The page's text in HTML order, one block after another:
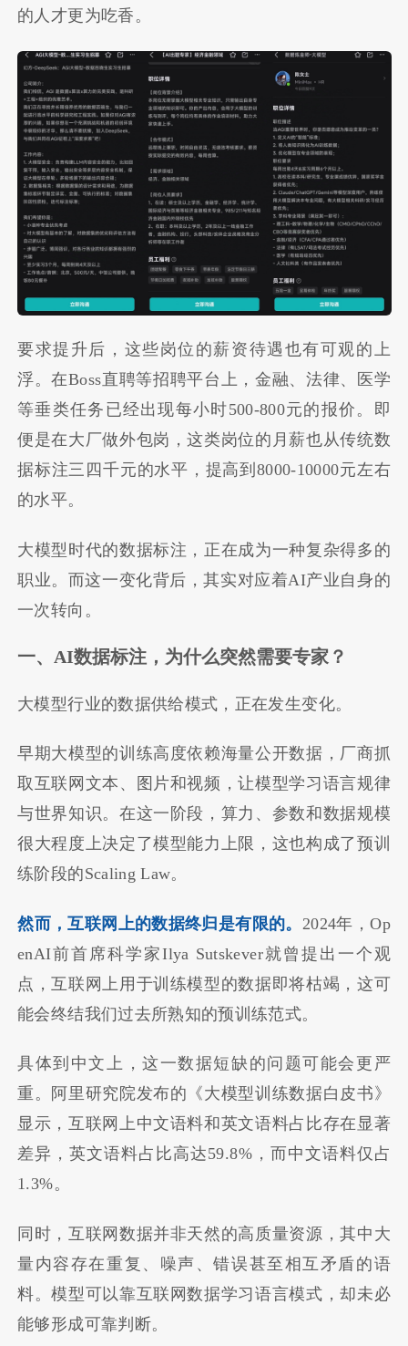
的人才更为吃香。
要求提升后，这些岗位的薪资待遇也有可观的上
浮。在Boss直聘等招聘平台上，金融、法律、医学
等垂类任务已经出现每小时500-800元的报价。即
便是在大厂做外包岗，这类岗位的月薪也从传统数
据标注三四千元的水平，提高到8000-10000元左右
的水平。
大模型时代的数据标注，正在成为一种复杂得多的
职业。而这一变化背后，其实对应着AI产业自身的
一次转向。
一、AI数据标注，为什么突然需要专家？
大模型行业的数据供给模式，正在发生变化。
早期大模型的训练高度依赖海量公开数据，厂商抓
取互联网文本、图片和视频，让模型学习语言规律
与世界知识。在这一阶段，算力、参数和数据规模
很大程度上决定了模型能力上限，这也构成了预训
练阶段的Scaling Law。
然而，互联网上的数据终归是有限的。 2024年，Op
enAI前首席科学家Ilya Sutskever就曾提出一个观
点，互联网上用于训练模型的数据即将枯竭，这可
能会终结我们过去所熟知的预训练范式。
具体到中文上，这一数据短缺的问题可能会更严
重。阿里研究院发布的《大模型训练数据白皮书》
显示，互联网上中文语料和英文语料占比存在显著
差异，英文语料占比高达59.8%，而中文语料仅占
1.3%。
同时，互联网数据并非天然的高质量资源，其中大
量内容存在重复、噪声、错误甚至相互矛盾的语
料。模型可以靠互联网数据学习语言模式，却未必
能够形成可靠判断。